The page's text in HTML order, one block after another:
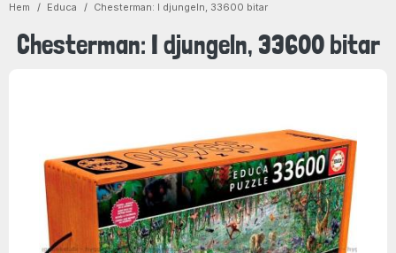
Hem Educa Chesterman: I djungeln, 33600 bitar
Chesterman: I djungeln, 33600 bitar